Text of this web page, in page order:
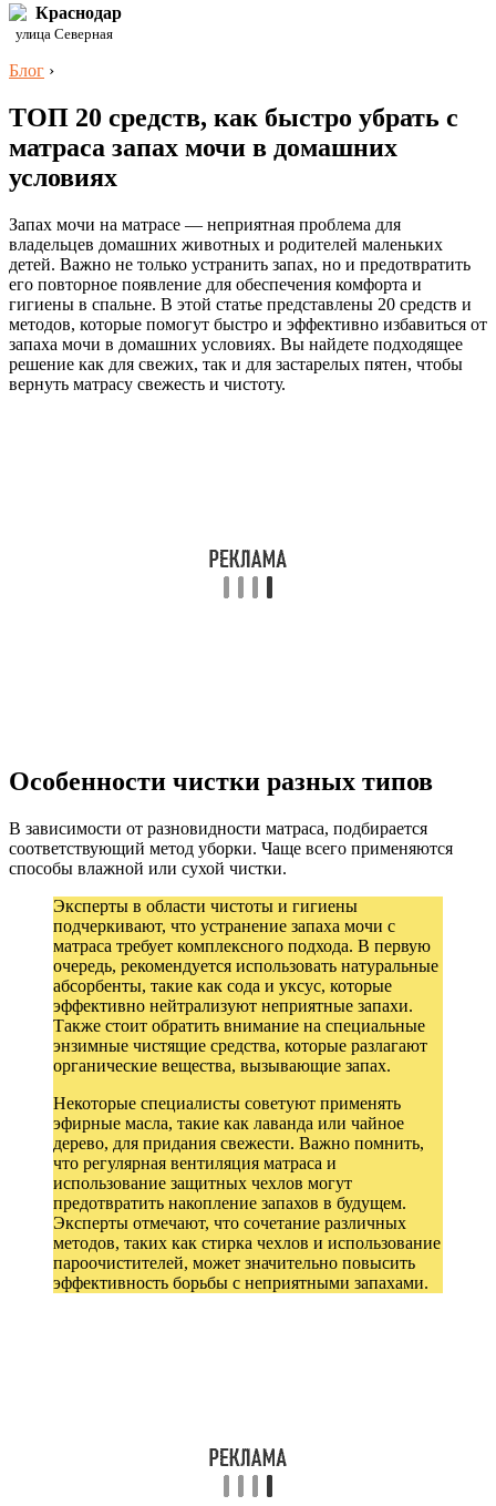
Краснодар
улица Северная
Блог ›
ТОП 20 средств, как быстро убрать с
матраса запах мочи в домашних
условиях
Запах мочи на матрасе — неприятная проблема для
владельцев домашних животных и родителей маленьких
детей. Важно не только устранить запах, но и предотвратить
его повторное появление для обеспечения комфорта и
гигиены в спальне. В этой статье представлены 20 средств и
методов, которые помогут быстро и эффективно избавиться от
запаха мочи в домашних условиях. Вы найдете подходящее
решение как для свежих, так и для застарелых пятен, чтобы
вернуть матрасу свежесть и чистоту.
Особенности чистки разных типов
В зависимости от разновидности матраса, подбирается
соответствующий метод уборки. Чаще всего применяются
способы влажной или сухой чистки.
Эксперты в области чистоты и гигиены
подчеркивают, что устранение запаха мочи с
матраса требует комплексного подхода. В первую
очередь, рекомендуется использовать натуральные
абсорбенты, такие как сода и уксус, которые
эффективно нейтрализуют неприятные запахи.
Также стоит обратить внимание на специальные
энзимные чистящие средства, которые разлагают
органические вещества, вызывающие запах.
Некоторые специалисты советуют применять
эфирные масла, такие как лаванда или чайное
дерево, для придания свежести. Важно помнить,
что регулярная вентиляция матраса и
использование защитных чехлов могут
предотвратить накопление запахов в будущем.
Эксперты отмечают, что сочетание различных
методов, таких как стирка чехлов и использование
пароочистителей, может значительно повысить
эффективность борьбы с неприятными запахами.